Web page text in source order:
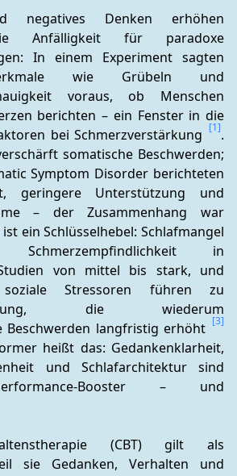
negatives Denken erhöhen
Anfälligkeit für paradoxe
In einem Experiment sagten
wie Grübeln und
voraus, ob Menschen
berichten – ein Fenster in die
bei Schmerzverstärkung [1].
somatische Beschwerden;
Symptom Disorder berichteten
geringere Unterstützung und
– der Zusammenhang war
ist ein Schlüsselhebel: Schlafmangel
in
von mittel bis stark, und
soziale Stressoren führen zu
die wiederum
Beschwerden langfristig erhöht [3]
heißt das: Gedankenklarheit,
und Schlafarchitektur sind
Booster – und
(CBT) gilt als
sie Gedanken, Verhalten und